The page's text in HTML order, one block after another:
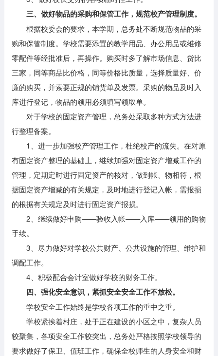
三、做好物品的采购和保管工作，规范校产管理制度。
根据校委会的要求，本学期，总务处不断规范物品的采
购和保管制度。学校需要添置的教学用品、办公用品或维修
零配件等经批准后，再操作。购买时多了解市场信息、货比
三家，同等商品比价格，同等价格比质量，选择质量好、价
廉的购买，并索要正规的销货单及发票。采购的物品及时入
库进行登记，物品的领用必须填写领取单。
对于学校的固定资产管理，总务处采取多种方式方法进
行整理备案。
1、进一步加强校产管理工作，杜绝校产的流失。在对原
有固定资产整理的基础上，继续加强对固定资产增减工作的
管理，定期定时进行固定资产的核对，做到帐、物相符，根
据固定资产增减的有关规定，及时地进行登记入帐，需报损
的根据有关规定及时进行固定资产报损。
2、继续做好申购——验收入帐——入库——领用的购物
手续。
3、尽力做好对学校公共财产、公共设施的管理、维护和
调配工作。
4、积极配合会计室做好学校的财务工作。
四、强化安全意识，紧抓安全安全工作不放松。
学校安全工作始终是学校各项工作的重中之重。
学校紧挨着村庄，处于正在建设的小区之中，复杂人员
较聚集，各项安全工作较突出，总务处严格按照学校领导的
要求做好了保卫、值班工作，确保全校师生的人身安全和财